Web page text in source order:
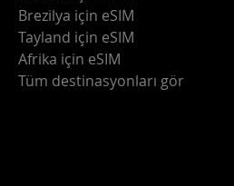
Brezilya için eSIM
Tayland için eSIM
Afrika için eSIM
Tüm destinasyonları gör